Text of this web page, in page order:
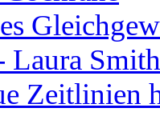
Laura
Zeitlinien